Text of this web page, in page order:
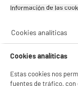
- analizar el tráfico en
Si aceptas, la
¡Buena visita!
Información de las
Cookies analíticas
Cookies analíticas
Estas cookies nos
fuentes de tráfico, con